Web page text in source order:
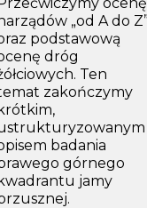
„od A do
podstawową
dróg
Ten
zakończymy
krótkim,
badania
górnego
kwadrantu jamy